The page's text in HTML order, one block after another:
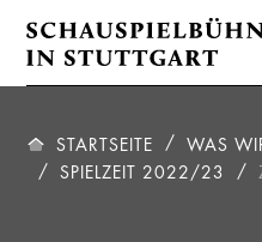
STARTSEITE
WAS
SPIELZEIT 2022/23